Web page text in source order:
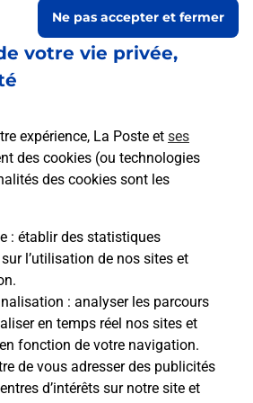
votre vie privée,
expérience, La Poste et ses
des cookies (ou technologies
des cookies sont les
: établir des statistiques
l’utilisation de nos sites et
: analyser les parcours
en temps réel nos sites et
fonction de votre navigation.
de vous adresser des publicités
d’intérêts sur notre site et
Ne pas accepter et fermer
aujourd'hui à 09h00
onglet